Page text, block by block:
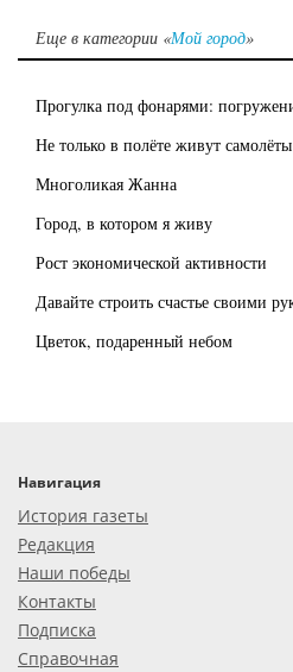
Еще в категории «Мой город»
Прогулка под фонарями:
Не только в полёте живут самолёты
Многоликая Жанна
Город, в котором я живу
Рост экономической активности
Давайте строить счастье своими
Цветок, подаренный небом
Навигация
История газеты
Редакция
Наши победы
Контакты
Подписка
Справочная